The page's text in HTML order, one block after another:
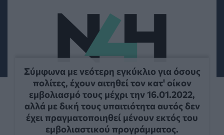
Σύμφωνα με νεότερη εγκύκλιο για όσους
πολίτες, έχουν αιτηθεί τον κατ' οίκον
εμβολιασμό τους μέχρι την 16.01.2022,
αλλά με δική τους υπαιτιότητα αυτός δεν
έχει πραγματοποιηθεί μένουν εκτός του
εμβολιαστικού προγράμματος.